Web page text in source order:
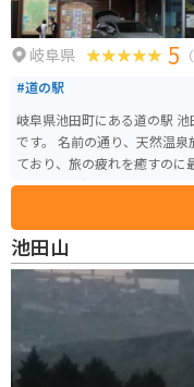
岐阜県 5
#道の駅
岐阜県池田町にある道の駅
です。 名前の通り、天然温泉施設である「池田温泉 新館 湯楽の里」を併設し
ており、旅の疲れを癒すのに
物泉で、神経痛や筋肉痛、関
地元の農産物直売所では、
できます。 特に、池田町は
い柿を味わうことができます。 バイクで訪れる場合、道の駅には広々とした
駐車場が完備されているので
インディングロードがあり
に、自然豊かな景色を楽し
ださい。
池田山